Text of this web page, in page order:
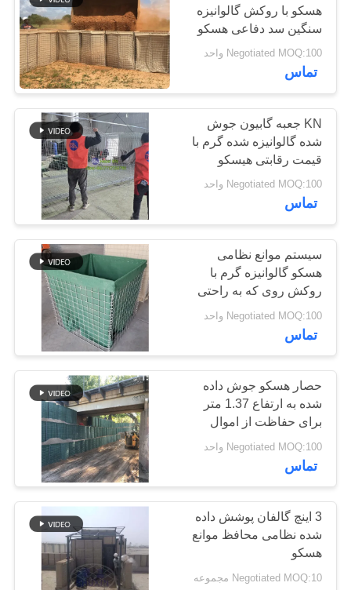
هسکو با روکش گالوانیزه
سنگین سد دفاعی هسکو
Negotiated MOQ:100 واحد
تماس
KN جعبه گابيون جوش
شده گالوانيزه شده گرم با
قيمت رقابتی هيسکو
Negotiated MOQ:100 واحد
تماس
سیستم موانع نظامی
هسکو گالوانیزه گرم با
روکش روی که به راحتی
مونتاژ می شود
Negotiated MOQ:100 واحد
تماس
حصار هسکو جوش داده
شده به ارتفاع 1.37 متر
برای حفاظت از اموال
دیوار حائل
Negotiated MOQ:100 واحد
تماس
3 اینچ گالفان پوشش داده
شده نظامی محافظ موانع
هسکو
Negotiated MOQ:10 مجموعه